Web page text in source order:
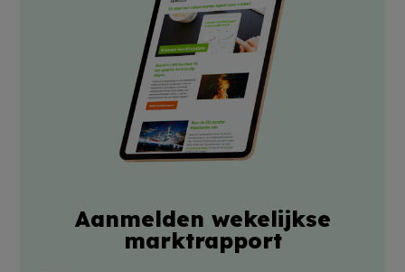
Aanmelden wekelijkse
marktrapport